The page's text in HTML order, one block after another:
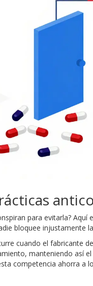
para evitarla? Aquí
bloquee injustamente
cuando el fabricante
manteniendo así
competencia ahorra a